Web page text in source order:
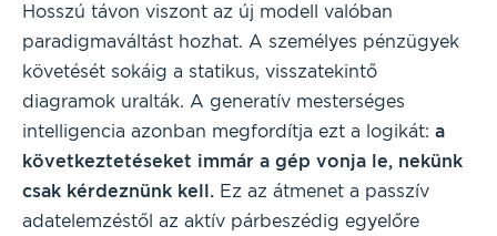
Hosszú távon viszont az új modell valóban
paradigmaváltást hozhat. A személyes pénzügyek
követését sokáig a statikus, visszatekintő
diagramok uralták. A generatív mesterséges
intelligencia azonban megfordítja ezt a logikát: a
következtetéseket immár a gép vonja le, nekünk
csak kérdeznünk kell. Ez az átmenet a passzív
adatelemzéstől az aktív párbeszédig egyelőre